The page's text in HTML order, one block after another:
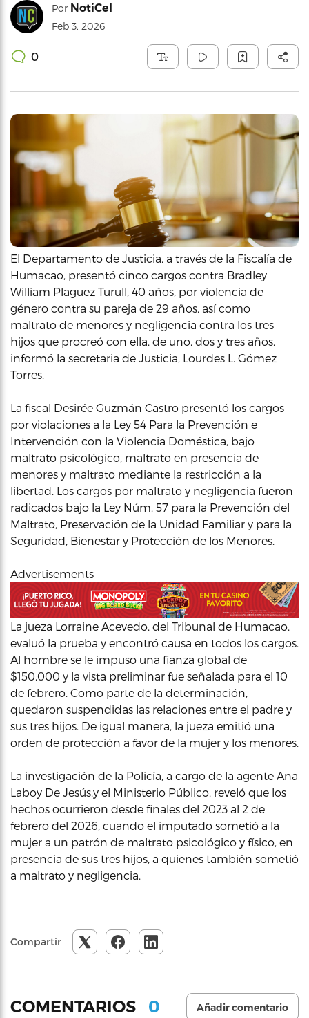
Por NotiCel
Feb 3, 2026
0
El Departamento de Justicia, a través de la Fiscalía de
Humacao, presentó cinco cargos contra Bradley
William Plaguez Turull, 40 años, por violencia de
género contra su pareja de 29 años, así como
maltrato de menores y negligencia contra los tres
hijos que procreó con ella, de uno, dos y tres años,
informó la secretaria de Justicia, Lourdes L. Gómez
Torres.
La fiscal Desirée Guzmán Castro presentó los cargos
por violaciones a la Ley 54 Para la Prevención e
Intervención con la Violencia Doméstica, bajo
maltrato psicológico, maltrato en presencia de
menores y maltrato mediante la restricción a la
libertad. Los cargos por maltrato y negligencia fueron
radicados bajo la Ley Núm. 57 para la Prevención del
Maltrato, Preservación de la Unidad Familiar y para la
Seguridad, Bienestar y Protección de los Menores.
Advertisements
La jueza Lorraine Acevedo, del Tribunal de Humacao,
evaluó la prueba y encontró causa en todos los cargos.
Al hombre se le impuso una fianza global de
$150,000 y la vista preliminar fue señalada para el 10
de febrero. Como parte de la determinación,
quedaron suspendidas las relaciones entre el padre y
sus tres hijos. De igual manera, la jueza emitió una
orden de protección a favor de la mujer y los menores.
La investigación de la Policía, a cargo de la agente Ana
Laboy De Jesús,y el Ministerio Público, reveló que los
hechos ocurrieron desde finales del 2023 al 2 de
febrero del 2026, cuando el imputado sometió a la
mujer a un patrón de maltrato psicológico y físico, en
presencia de sus tres hijos, a quienes también sometió
a maltrato y negligencia.
Compartir
COMENTARIOS 0 Añadir comentario